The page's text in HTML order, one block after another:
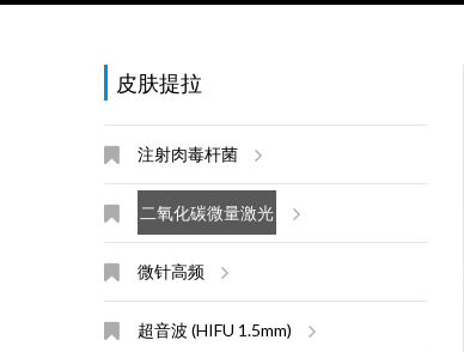
皮肤提拉
注射肉毒杆菌
二氧化碳微量激光
微针高频
超音波 (HIFU 1.5mm)